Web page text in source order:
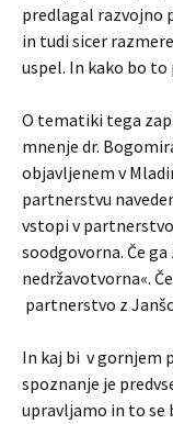
predlagal razvojno
in tudi sicer
uspel. In kako bo to
O tematiki tega
mnenje dr.
objavljenem v
partnerstvu
vstopi v
soodgovorna. Če
nedržavotvorna«.
partnerstvo z
In kaj bi v gornjem
spoznanje je
upravljamo in to se